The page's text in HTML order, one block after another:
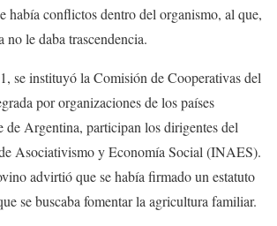
había conflictos dentro del organismo, al que,
le daba trascendencia.
se instituyó la Comisión de Cooperativas del
por organizaciones de los países
de Argentina, participan los dirigentes del
Asociativismo y Economía Social (INAES).
advirtió que se había firmado un estatuto
se buscaba fomentar la agricultura familiar.